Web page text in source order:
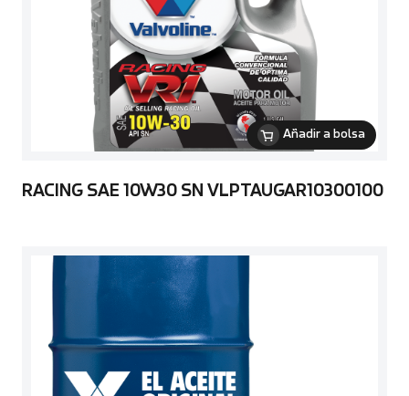
Añadir a bolsa
RACING SAE 10W30 SN VLPTAUGAR10300100